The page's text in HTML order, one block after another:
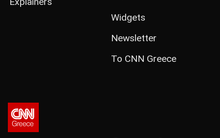
Widgets
Newsletter
Το CNN Greece